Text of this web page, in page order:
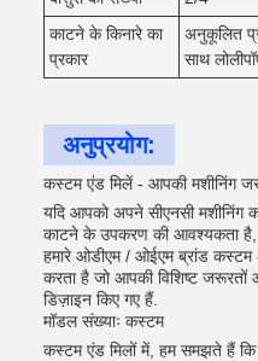
काटने के किनारे का
प्रकार
अनुकूलित
साथ
अनुप्रयोग:
कस्टम एंड मिलें - आपकी मशीनिंग
यदि आपको अपने सीएनसी मशीनिंग
काटने के उपकरण की आवश्यकता
हमारे ओडीएम / ओईएम ब्रांड कस्टम
करता है जो आपकी विशिष्ट
डिज़ाइन किए गए हैं.
मॉडल संख्याः कस्टम
कस्टम एंड मिलों में, हम समझते हैं कि